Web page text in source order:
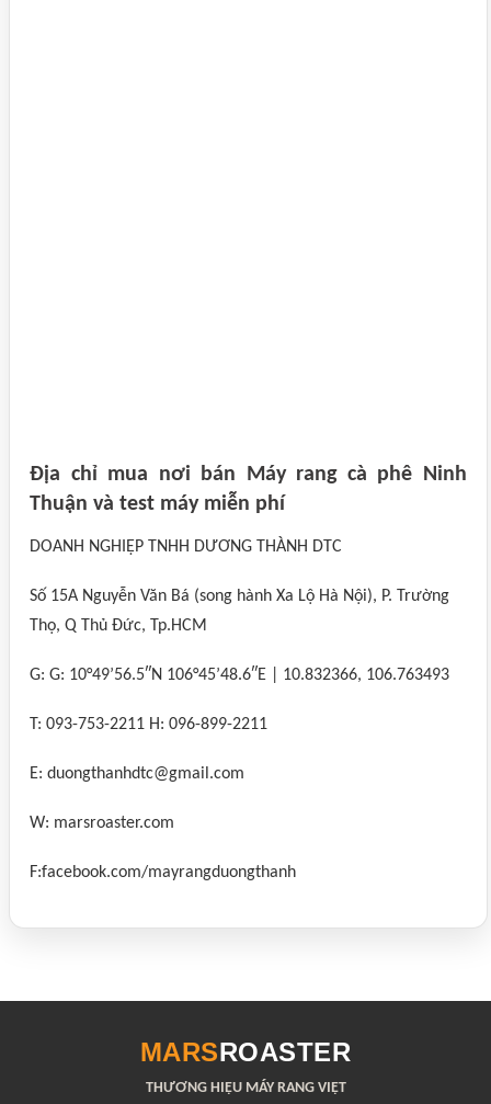
Địa chỉ mua nơi bán Máy rang cà phê Ninh
Thuận và test máy miễn phí
DOANH NGHIỆP TNHH DƯƠNG THÀNH DTC
Số 15A Nguyễn Văn Bá (song hành Xa Lộ Hà Nội), P. Trường
Thọ, Q Thủ Đức, Tp.HCM
G: G: 10°49’56.5″N 106°45’48.6″E | 10.832366, 106.763493
T: 093-753-2211 H: 096-899-2211
E: duongthanhdtc@gmail.com
W: marsroaster.com
F:facebook.com/mayrangduongthanh
MARSROASTER
THƯƠNG HIỆU MÁY RANG VIỆT